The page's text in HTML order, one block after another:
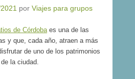
por Viajes para grupos
de Córdobaes una de las
y que, cada año, atraen a más
de uno de los patrimonios
la ciudad.